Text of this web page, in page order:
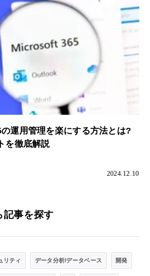
運用管理を楽にする方法とは?
を徹底解説
2024.12.10
記事を探す
リティ データ分析/データベース 開発